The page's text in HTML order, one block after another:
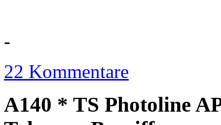
-
22 Kommentare
A140 * TS Photoline